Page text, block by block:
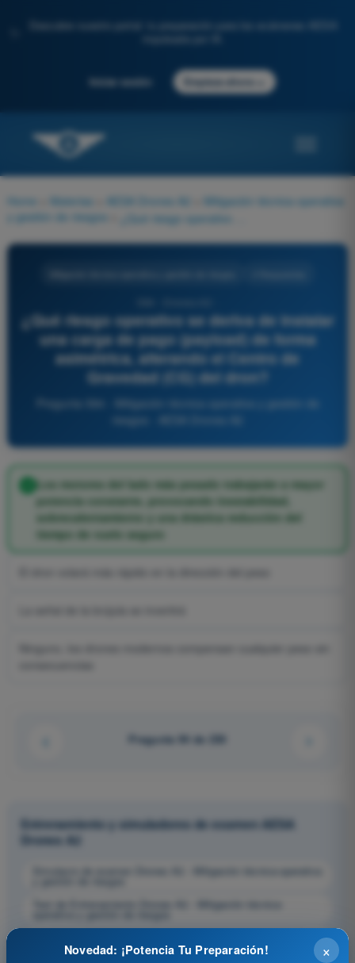
Descubre nuestro portal: tu preparación para los exámenes AESA
Iniciar sesión Empieza ahora
Home Materias AESA Drones A2
Mitigación técnica-operativa
y gestión de riesgos
¿Qué riesgo operativo se deriva de instalar
una carga de pago (payload) de forma
asimétrica, alterando el Centro de
Gravedad (CG) del dron?
Pregunta 584 - Mitigación técnica-operativa y gestión de
Los motores del lado más pesado trabajarán a mayor
potencia constante, provocando inestabilidad,
sobrecalentamiento y una drástica reducción del
tiempo de vuelo seguro
Pregunta 94 de 230
Entrenamiento y simuladores de examen AESA
Drones A2
Simulacro de examen Drones A2 - Mitigación técnica-operativa
Test de Entrenamiento Drones A2 - Mitigación técnica-
gestión de riesgos ×
Novedad: ¡Potencia Tu Preparación!